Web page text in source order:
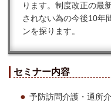
ります。制度改正の最
されない為の今後10年
ンを探ります。
セミナー内容
予防訪問介護・通所